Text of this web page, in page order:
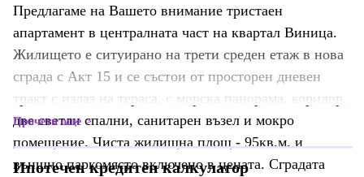
Предлагаме на Вашето внимание тристаен
апартамент в централната част на квартал Виница.
Жилището е ситуирано на трети среден етаж в нова
сграда с Акт 15 и се състои от просторен дневен
тракт с излаз на тераса, с морска панорама, коридор,
две светли спални, санитарен възел и мокро
помещение. Чиста жилищна площ - 95кв.м. и
външно паркомясто включено в цената. Сградата
Прочети още
Ипотечен кредитен калкулатор